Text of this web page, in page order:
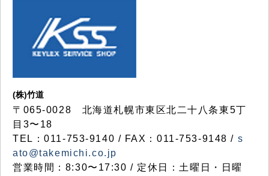
(株)竹道
〒065-0028 北海道札幌市東区北二十八条東5丁
目3〜18
TEL：011-753-9140 / FAX：011-753-9148 / s
ato@takemichi.co.jp
営業時間：8:30〜17:30 / 定休日：土曜日・日曜